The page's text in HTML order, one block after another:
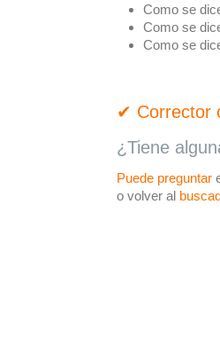
Como se
Como se
Como se
✔ Corrector
¿Tiene
Puede preguntar
o volver al